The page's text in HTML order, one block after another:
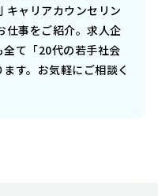
キャリアカウンセリン
仕事をご紹介。求人企
て「20代の若手社会
す。お気軽にご相談く